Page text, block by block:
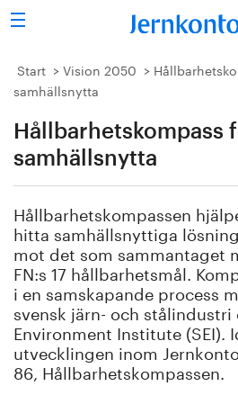
Sök
Stålindustrin
Forskning/utbildning
Energi/miljö
Vi tycker
Publicerat
Bildbank
Om oss
Start Vision 2050
samhällsnytta
Hållbarhetskompass
samhällsnytta
Hållbarhetskompassen
hitta samhällsnyttiga
mot det som sammantaget
FN:s 17 hållbarhetsmål.
i en samskapande process
svensk järn- och
Environment Institute (SEI).
utvecklingen inom
86, Hållbarhetskompassen.